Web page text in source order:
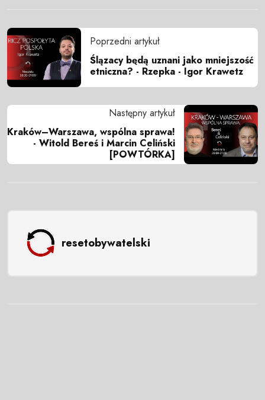
Poprzedni artykuł
Ślązacy będą uznani jako mniejszość
etniczna? - Rzepka - Igor Krawetz
Następny artykuł
Kraków–Warszawa, wspólna sprawa!
- Witold Bereś i Marcin Celiński
[POWTÓRKA]
resetobywatelski